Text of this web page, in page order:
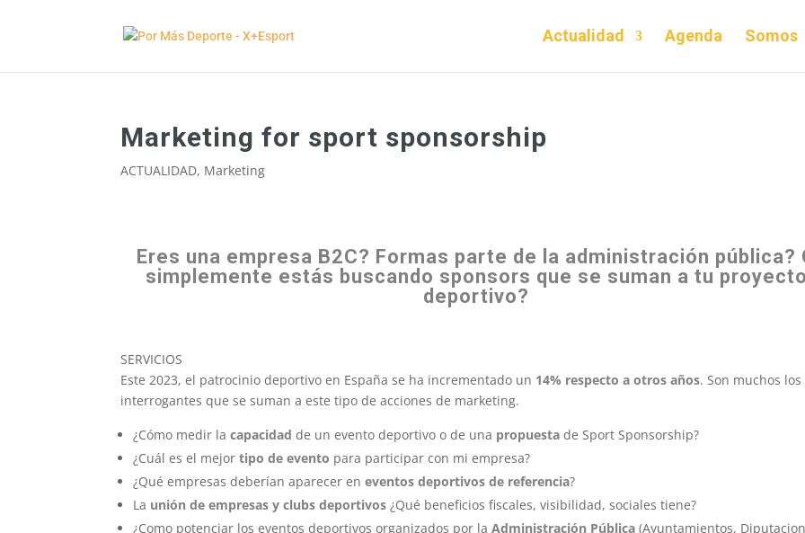
Actualidad Agenda Somos
Marketing for sport sponsorship
ACTUALIDAD, Marketing
Eres una empresa B2C? Formas parte de la administración pública?
simplemente estás buscando sponsors que se suman a tu proyecto
deportivo?
SERVICIOS
Este 2023, el patrocinio deportivo en España se ha incrementado un 14% respecto a otros años. Son muchos los
interrogantes que se suman a este tipo de acciones de marketing.
¿Cómo medir lacapacidad de un evento deportivo o de una propuesta de Sport Sponsorship?
¿Cuál es el mejortipo de evento para participar con mi empresa?
¿Qué empresas deberían aparecer eneventos deportivos de referencia?
La unión de empresas y clubs deportivos ¿Qué beneficios fiscales, visibilidad, sociales tiene?
¿Como potenciar los eventos deportivos organizados por laAdministración Pública (Ayuntamientos,